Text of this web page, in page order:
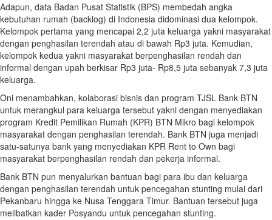
Adapun, data Badan Pusat Statistik (BPS) membedah angka
kebutuhan rumah (backlog) di Indonesia didominasi dua kelompok.
Kelompok pertama yang mencapai 2,2 juta keluarga yakni masyarakat
dengan penghasilan terendah atau di bawah Rp3 juta. Kemudian,
kelompok kedua yakni masyarakat berpenghasilan rendah dan
informal dengan upah berkisar Rp3 juta- Rp8,5 juta sebanyak 7,3 juta
keluarga.
Oni menambahkan, kolaborasi bisnis dan program TJSL Bank BTN
untuk merangkul para keluarga tersebut yakni dengan menyediakan
program Kredit Pemilikan Rumah (KPR) BTN Mikro bagi kelompok
masyarakat dengan penghasilan terendah. Bank BTN juga menjadi
satu-satunya bank yang menyediakan KPR Rent to Own bagi
masyarakat berpenghasilan rendah dan pekerja informal.
Bank BTN pun menyalurkan bantuan bagi para ibu dan keluarga
dengan penghasilan terendah untuk pencegahan stunting mulai dari
Pekanbaru hingga ke Nusa Tenggara Timur. Bantuan tersebut juga
melibatkan kader Posyandu untuk pencegahan stunting.